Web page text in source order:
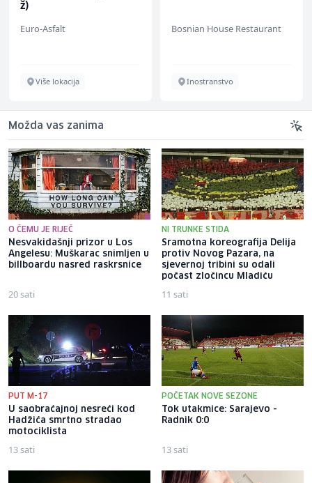
ž)
Euro-Asfalt
Više lokacija
Bosnian House Restaurant
Inostranstvo
Možda vas zanima
O ČEMU JE RIJEČ
Nesvakidašnji prizor u Los
Angelesu: Muškarac snimljen u
billboardu nasred raskrsnice
20 sati
NI TRUNKE STIDA
Sramotna koreografija Delija
protiv Novog Pazara, na
sjevernoj tribini su odali
počast zločincu Mladiću
11 sati
PUT M-17
U saobraćajnoj nesreći kod
Hadžića smrtno stradao
motociklista
13 sati
POČETAK NOVE SEZONE
Tok utakmice: Sarajevo -
Radnik 0:0
13 sati